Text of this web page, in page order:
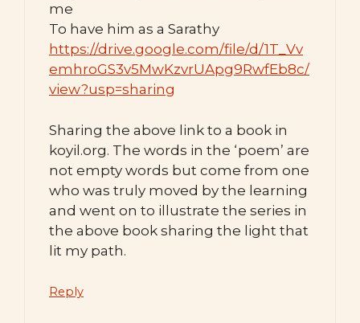
me
To have him as a Sarathy
https://drive.google.com/file/d/1T_Vv
emhroGS3v5MwKzvrUApg9RwfEb8c/
view?usp=sharing
Sharing the above link to a book in
koyil.org. The words in the ‘poem’ are
not empty words but come from one
who was truly moved by the learning
and went on to illustrate the series in
the above book sharing the light that
lit my path.
Reply